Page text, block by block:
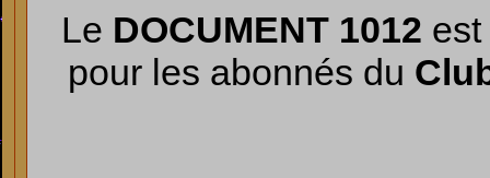
Le DOCUMENT 1012
pour les abonnés du